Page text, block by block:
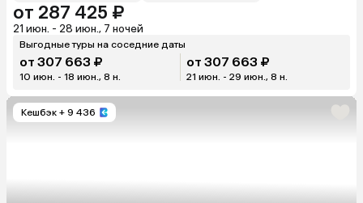
от 287 425 ₽
21 июн. - 28 июн., 7 ночей
Выгодные туры на соседние даты
от 307 663 ₽
10 июн. - 18 июн., 8 н.
от 307 663 ₽
21 июн. - 29 июн., 8 н.
Кешбэк + 9 436